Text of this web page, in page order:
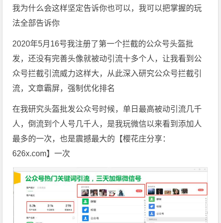
我为什么会这样坚定告诉你也可以，我可以把掌握的玩
法全部告诉你
2020年5月16号我注册了第一个拦截的公众号头盔批
发，还没有完善头像就被动引流十多个人，让我看到公
众号拦截引流威力这样大，从此深入研究公众号拦截引
流，文章霸屏，强制优化排名
在我研究头盔批发公众号时候，单日最高被动引流几千
人，倒流到个人号几千人，是我玩微信以来看到添加人
最多的一次，也是震撼最大的【樱花庄分享：
626x.com】一次